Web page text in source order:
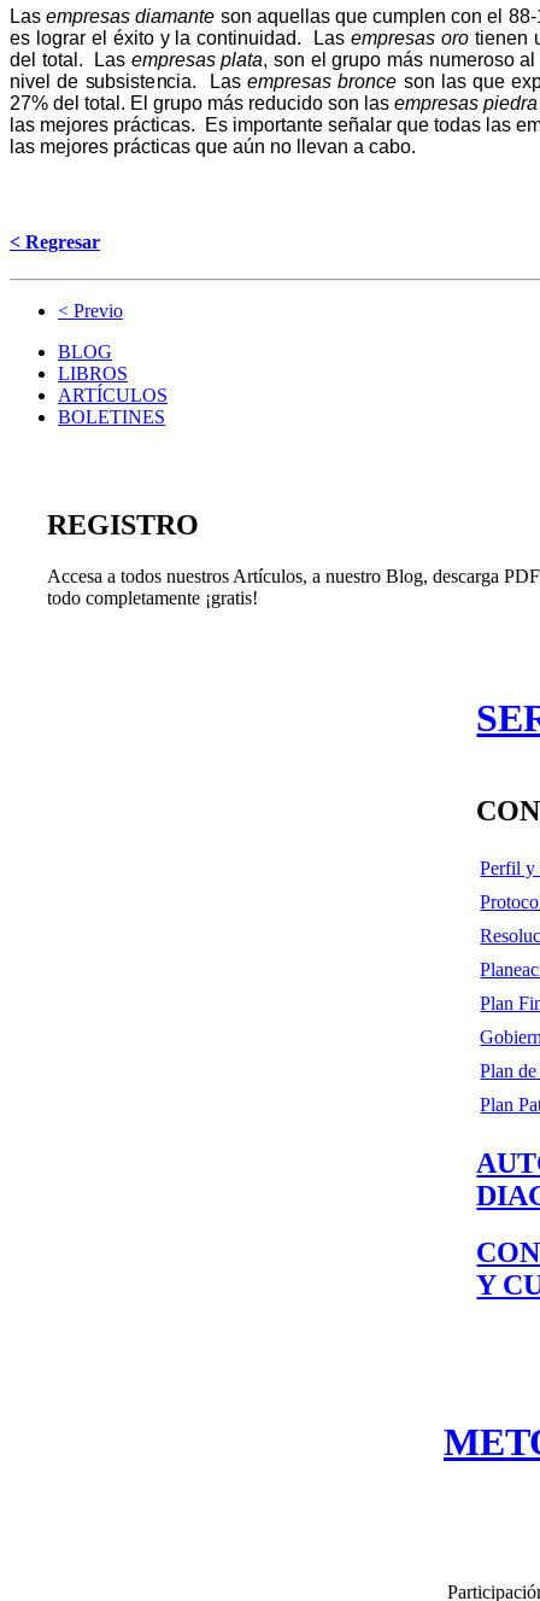
Lasempresas diamante son aquellas que cumplen con el
es lograr el éxito y la continuidad. Las empresas orotienen
del total. Las empresas plata, son el grupo más numeroso
nivel de subsistencia. Lasempresas bronce son las que
27% del total. El grupo más reducido son las empresas piedra
las mejores prácticas. Es importante señalar que todas las
las mejores prácticas que aún no llevan a cabo.
< Regresar
< Previo
BLOG
LIBROS
ARTÍCULOS
BOLETINES
REGISTRO
Accesa a todos nuestros Artículos, a nuestro Blog, descarga
todo completamente ¡gratis!
Perfil y
Plan
Plan
Plan
Y